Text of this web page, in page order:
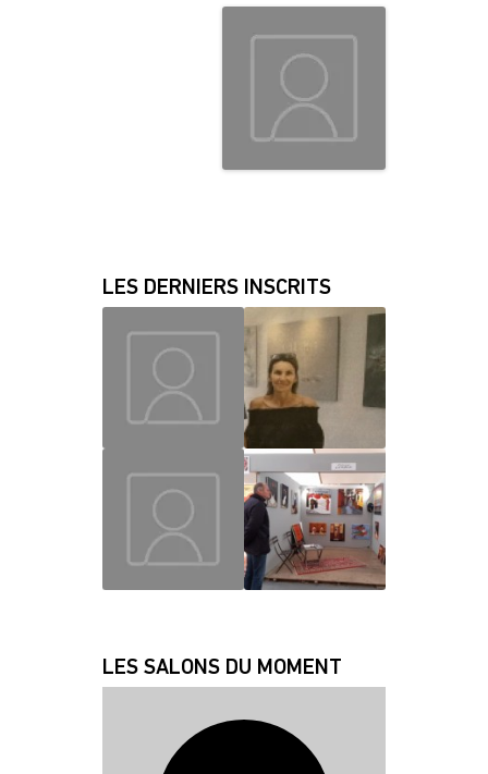
LES DERNIERS INSCRITS
MAUD CHRISLAINE
LES SALONS DU MOMENT